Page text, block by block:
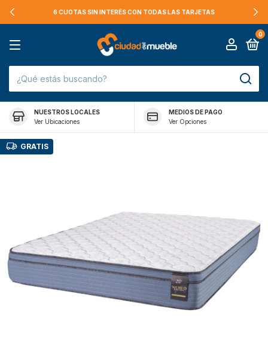
6 CUOTAS SIN INTERÉS CON TODAS LAS TARJETAS
0
NUESTROS LOCALES
Ver Ubicaciones
MEDIOS DE PAGO
Ver Opciones
GRATIS